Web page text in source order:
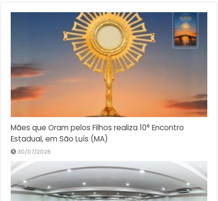
Mães que Oram pelos Filhos realiza 10° Encontro
Estadual, em São Luís (MA)
30/07/2026